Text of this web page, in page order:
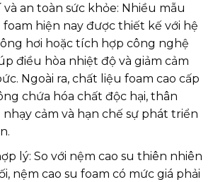
an toàn sức khỏe: Nhiều mẫu
foam hiện nay được thiết kế với hệ
hơi hoặc tích hợp công nghệ
điều hòa nhiệt độ và giảm cảm
Ngoài ra, chất liệu foam cao cấp
chứa hóa chất độc hại, thân
nhạy cảm và hạn chế sự phát triển
lý: So với nệm cao su thiên nhiên
nệm cao su foam có mức giá phải